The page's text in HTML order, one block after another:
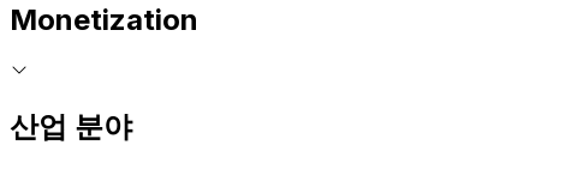
Monetization
산업 분야